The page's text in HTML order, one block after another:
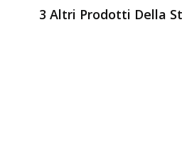
3 Altri Prodotti Della